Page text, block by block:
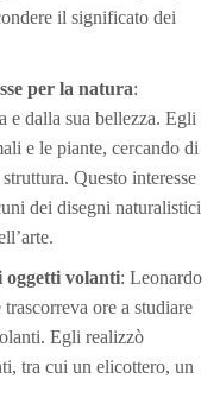
il significato dei
per la natura:
e dalla sua bellezza. Egli
e le piante, cercando di
Questo interesse
dei disegni naturalistici
oggetti volanti: Leonardo
ore a studiare
Egli realizzò
tra cui un elicottero, un